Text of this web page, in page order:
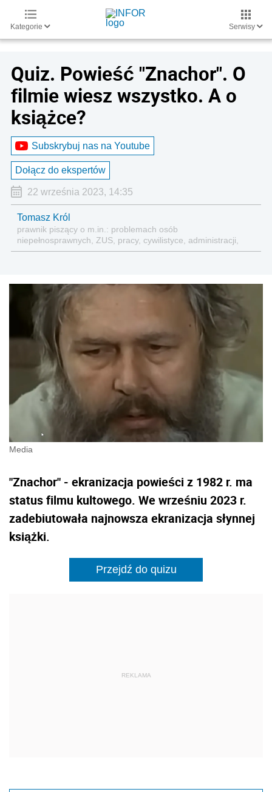
Kategorie Serwisy
Quiz. Powieść "Znachor". O
filmie wiesz wszystko. A o
książce?
Subskrybuj nas na Youtube
Dołącz do ekspertów
22 września 2023, 14:35
Tomasz Król
prawnik piszący o m.in.: problemach osób
niepełnosprawnych, ZUS, pracy, cywilistyce, administracji,
przedsiębiorcach, podatkach
Media
"Znachor" - ekranizacja powieści z 1982 r. ma
status filmu kultowego. We wrześniu 2023 r.
zadebiutowała najnowsza ekranizacja słynnej
książki.
Przejdź do quizu
REKLAMA